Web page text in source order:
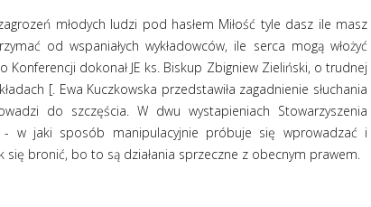
młodych ludzi pod hasłem Miłość tyle dasz ile masz
od wspaniałych wykładowców, ile serca mogą włożyć
dokonał JE ks. Biskup Zbigniew Zieliński, o trudnej
[. Ewa Kuczkowska przedstawiła zagadnienie słuchania
do szczęścia. W dwu wystapieniach Stowarzyszenia
- w jaki sposób manipulacyjnie próbuje się wprowadzać i
bronić, bo to są działania sprzeczne z obecnym prawem.